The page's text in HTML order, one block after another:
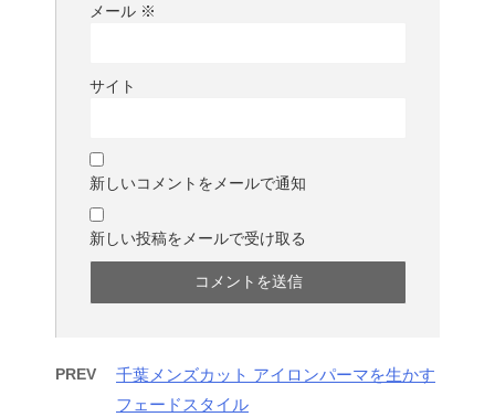
メール ※
サイト
新しいコメントをメールで通知
新しい投稿をメールで受け取る
PREV
千葉メンズカット アイロンパーマを生かす
フェードスタイル